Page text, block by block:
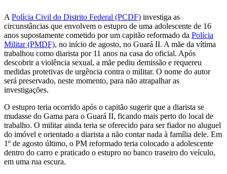
A Polícia Civil do Distrito Federal (PCDF) investiga as
circunstâncias que envolvem o estupro de uma adolescente de 16
anos supostamente cometido por um capitão reformado da Polícia
Militar (PMDF), no início de agosto, no Guará II. A mãe da vítima
trabalhou como diarista por 11 anos na casa do oficial. Após
descobrir a violência sexual, a mãe pediu demissão e requereu
medidas protetivas de urgência contra o militar. O nome do autor
será preservado, neste momento, para não atrapalhar as
investigações.
O estupro teria ocorrido após o capitão sugerir que a diarista se
mudasse do Gama para o Guará II, ficando mais perto do local de
trabalho. O militar ainda teria se oferecido para ser fiador no aluguel
do imóvel e orientado a diarista a não contar nada à família dele. Em
1º de agosto último, o PM reformado teria colocado a adolescente
dentro do carro e praticado o estupro no banco traseiro do veículo,
em uma rua escura.